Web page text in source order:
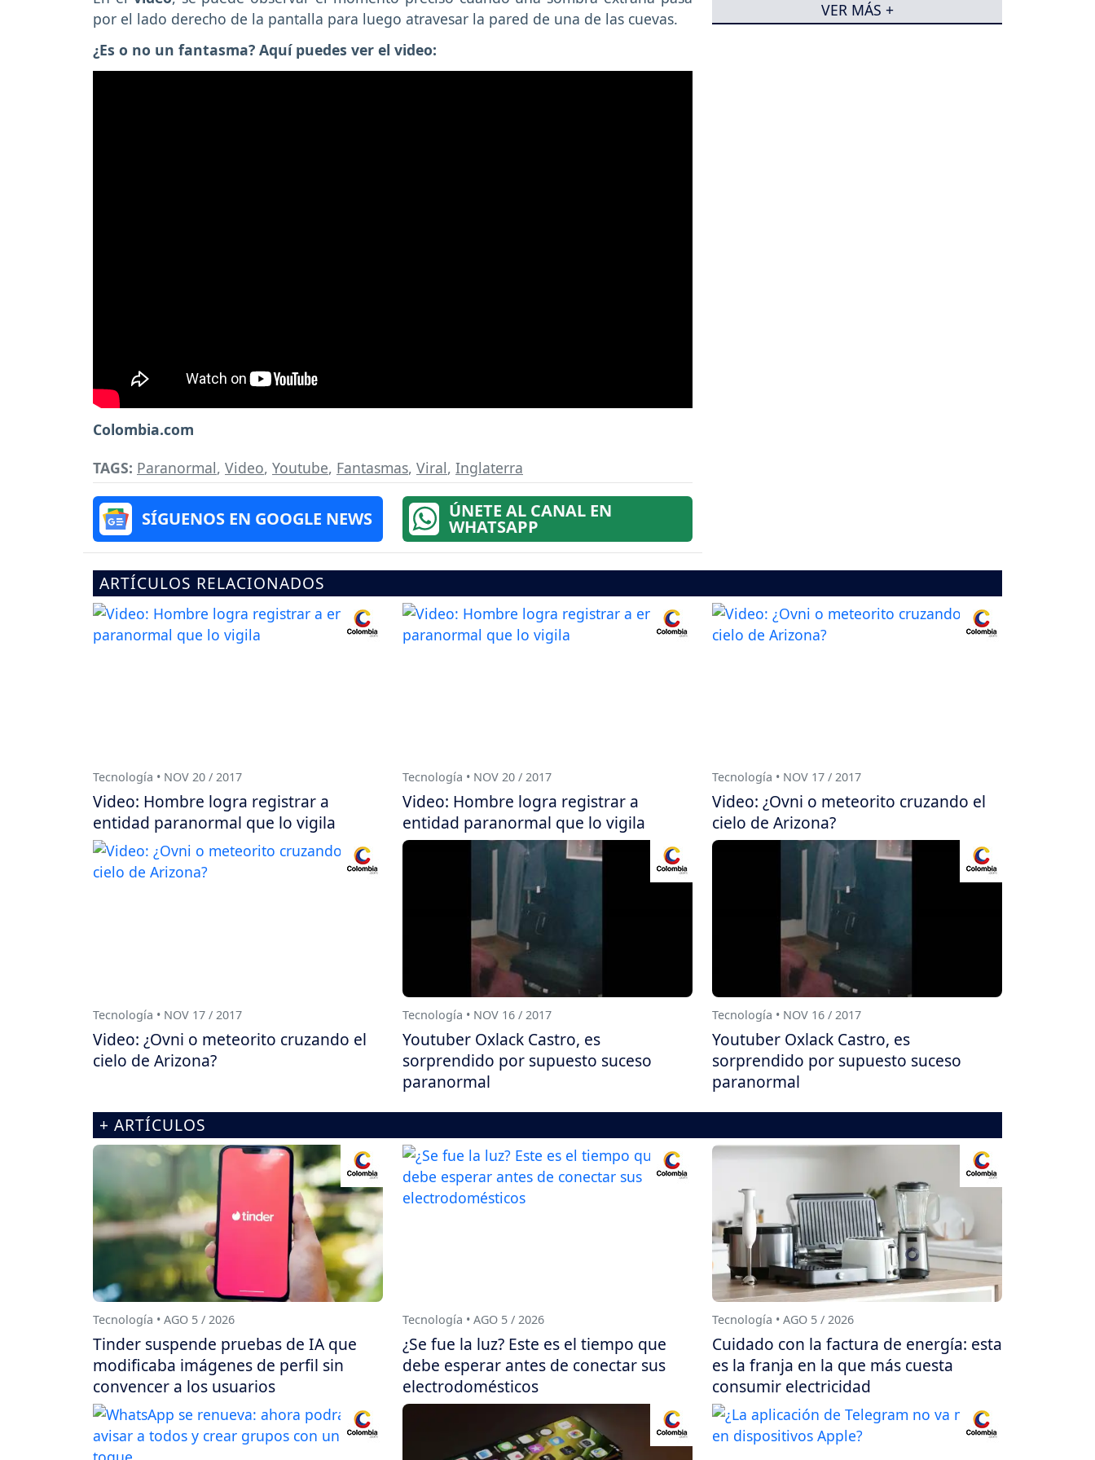
por el lado derecho de la pantalla para luego atravesar la pared de una de las cuevas.
¿Es o no un fantasma? Aquí puedes ver el video:
Colombia.com
TAGS: Paranormal, Video, Youtube, Fantasmas, Viral, Inglaterra
SÍGUENOS EN GOOGLE NEWS ÚNETE AL CANAL EN
WHATSAPP
VER MÁS +
ARTÍCULOS RELACIONADOS
Tecnología • NOV 20 / 2017
Video: Hombre logra registrar a
entidad paranormal que lo vigila
Tecnología • NOV 20 / 2017
Video: Hombre logra registrar a
entidad paranormal que lo vigila
Tecnología • NOV 17 / 2017
Video: ¿Ovni o meteorito cruzando el
cielo de Arizona?
Tecnología • NOV 17 / 2017
Video: ¿Ovni o meteorito cruzando el
cielo de Arizona?
Tecnología • NOV 16 / 2017
Youtuber Oxlack Castro, es
sorprendido por supuesto suceso
paranormal
Tecnología • NOV 16 / 2017
Youtuber Oxlack Castro, es
sorprendido por supuesto suceso
paranormal
+ ARTÍCULOS
Tecnología • AGO 5 / 2026
Tinder suspende pruebas de IA que
modificaba imágenes de perfil sin
convencer a los usuarios
Tecnología • AGO 5 / 2026
¿Se fue la luz? Este es el tiempo que
debe esperar antes de conectar sus
electrodomésticos
Tecnología • AGO 5 / 2026
Cuidado con la factura de energía: esta
es la franja en la que más cuesta
consumir electricidad